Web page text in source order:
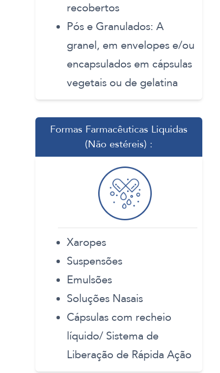
recobertos
Pós e Granulados: A
granel, em envelopes e/ou
encapsulados em cápsulas
vegetais ou de gelatina
Formas Farmacêuticas Liquidas
(Não estéreis) :
Xaropes
Suspensões
Emulsões
Soluções Nasais
Cápsulas com recheio
líquido/ Sistema de
Liberação de Rápida Ação